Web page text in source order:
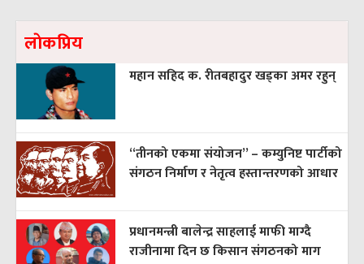
लाेकप्रिय
महान सहिद क. रीतबहादुर खड्‌का अमर रहुन्
“तीनको एकमा संयोजन” – कम्युनिष्ट पार्टीको
संगठन निर्माण र नेतृत्व हस्तान्तरणको आधार
प्रधानमन्त्री बालेन्द्र साहलाई माफी माग्दै
राजीनामा दिन छ किसान संगठनको माग